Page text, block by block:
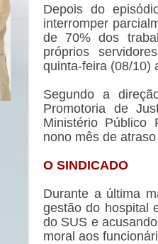
Depois do
interromper
de 70% dos
próprios
quinta-feira (08/10)
Segundo a
Promotoria de
Ministério Público
nono mês de
O SINDICADO
Durante a última
gestão do hospital
do SUS e
moral aos